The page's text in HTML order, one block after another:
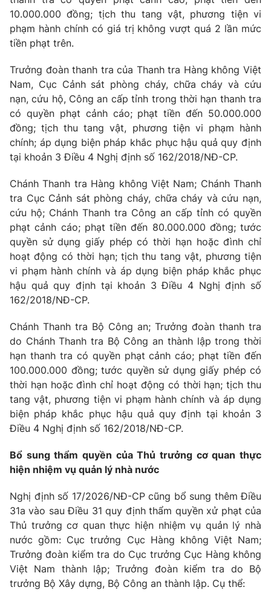
Tổng đài VTV:024.38 355 931 - 024.38 355 932
Ðiện thoại Thời báo VTV:024.66 897 897
Email:
toasoan@vtv.vn
Liên hệ quảng cáo:024-7300.7108
® Cấm sao chép dưới mọi hình thức nếu không có sự chấp
thuận bằng văn bản. Ghi rõ nguồn VTV.vn khi phát hành lại
thông tin từ website này.
10.000.000 đồng; tịch thu tang vật, phương tiện vi
phạm hành chính có giá trị không vượt quá 2 lần mức
tiền phạt trên.
Trưởng đoàn thanh tra của Thanh tra Hàng không Việt
Nam, Cục Cảnh sát phòng cháy, chữa cháy và cứu
nạn, cứu hộ, Công an cấp tỉnh trong thời hạn thanh tra
có quyền phạt cảnh cáo; phạt tiền đến 50.000.000
đồng; tịch thu tang vật, phương tiện vi phạm hành
chính; áp dụng biện pháp khắc phục hậu quả quy định
tại khoản 3 Điều 4 Nghị định số 162/2018/NĐ-CP.
Chánh Thanh tra Hàng không Việt Nam; Chánh Thanh
tra Cục Cảnh sát phòng cháy, chữa cháy và cứu nạn,
cứu hộ; Chánh Thanh tra Công an cấp tỉnh có quyền
phạt cảnh cáo; phạt tiền đến 80.000.000 đồng; tước
quyền sử dụng giấy phép có thời hạn hoặc đình chỉ
hoạt động có thời hạn; tịch thu tang vật, phương tiện
vi phạm hành chính và áp dụng biện pháp khắc phục
hậu quả quy định tại khoản 3 Điều 4 Nghị định số
162/2018/NĐ-CP.
Chánh Thanh tra Bộ Công an; Trưởng đoàn thanh tra
do Chánh Thanh tra Bộ Công an thành lập trong thời
hạn thanh tra có quyền phạt cảnh cáo; phạt tiền đến
100.000.000 đồng; tước quyền sử dụng giấy phép có
thời hạn hoặc đình chỉ hoạt động có thời hạn; tịch thu
tang vật, phương tiện vi phạm hành chính và áp dụng
biện pháp khắc phục hậu quả quy định tại khoản 3
Điều 4 Nghị định số 162/2018/NĐ-CP.
Bổ sung thẩm quyền của Thủ trưởng cơ quan thực
hiện nhiệm vụ quản lý nhà nước
Nghị định số 17/2026/NĐ-CP cũng bổ sung thêm Điều
31a vào sau Điều 31 quy định thẩm quyền xử phạt của
Thủ trưởng cơ quan thực hiện nhiệm vụ quản lý nhà
nước gồm: Cục trưởng Cục Hàng không Việt Nam;
Trưởng đoàn kiểm tra do Cục trưởng Cục Hàng không
Việt Nam thành lập; Trưởng đoàn kiểm tra do Bộ
trưởng Bộ Xây dựng, Bộ Công an thành lập. Cụ thể: